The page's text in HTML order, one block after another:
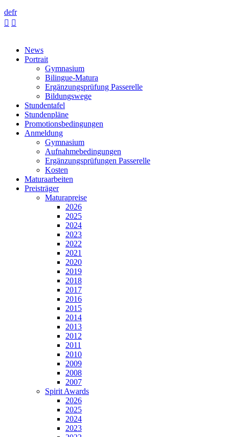
defr
 
News
Portrait
Gymnasium
Bilingue-Matura
Ergänzungsprüfung Passerelle
Bildungswege
Stundentafel
Stundenpläne
Promotionsbedingungen
Anmeldung
Gymnasium
Aufnahmebedingungen
Ergänzungsprüfungen Passerelle
Kosten
Maturaarbeiten
Preisträger
Maturapreise
2026
2025
2024
2023
2022
2021
2020
2019
2018
2017
2016
2015
2014
2013
2012
2011
2010
2009
2008
2007
Spirit Awards
2026
2025
2024
2023